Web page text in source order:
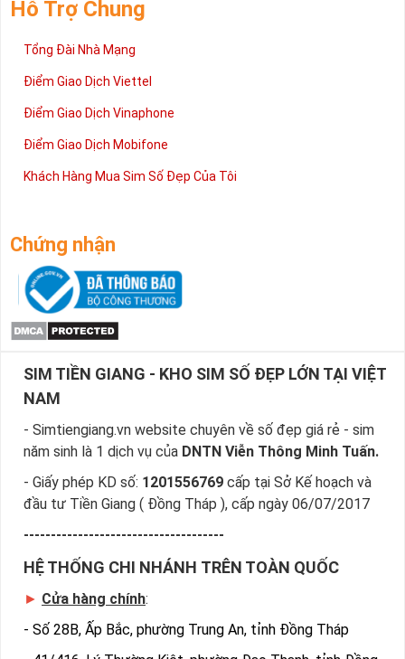
Hỗ Trợ Chung
Tổng Đài Nhà Mạng
Điểm Giao Dịch Viettel
Điểm Giao Dịch Vinaphone
Điểm Giao Dịch Mobifone
Khách Hàng Mua Sim Số Đẹp Của Tôi
Chứng nhận
SIM TIỀN GIANG - KHO SIM SỐ ĐẸP LỚN TẠI VIỆT
NAM
- Simtiengiang.vn website chuyên về số đẹp giá rẻ - sim
năm sinh là 1 dịch vụ của DNTN Viễn Thông Minh Tuấn.
- Giấy phép KD số: 1201556769 cấp tại Sở Kế hoạch và
đầu tư Tiền Giang ( Đồng Tháp ), cấp ngày 06/07/2017
-------------------------------------
HỆ THỐNG CHI NHÁNH TRÊN TOÀN QUỐC
► Cửa hàng chính:
- Số 28B, Ấp Bắc, phường Trung An, tỉnh Đồng Tháp